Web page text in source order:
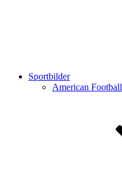
Sportbilder
American Football